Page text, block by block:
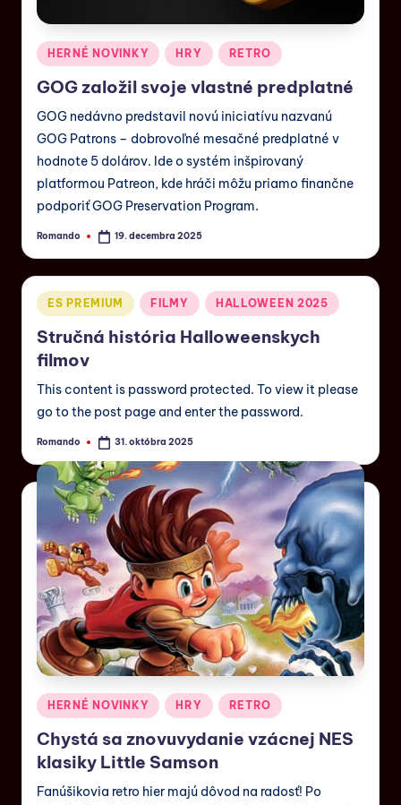
HERNÉ NOVINKY HRY RETRO
GOG založil svoje vlastné predplatné
GOG nedávno predstavil novú iniciatívu nazvanú
GOG Patrons – dobrovoľné mesačné predplatné v
hodnote 5 dolárov. Ide o systém inšpirovaný
platformou Patreon, kde hráči môžu priamo finančne
podporiť GOG Preservation Program.
Romando 19. decembra 2025
ES PREMIUM FILMY HALLOWEEN 2025
Stručná história Halloweenskych
filmov
This content is password protected. To view it please
go to the post page and enter the password.
Romando 31. októbra 2025
HERNÉ NOVINKY HRY RETRO
Chystá sa znovuvydanie vzácnej NES
klasiky Little Samson
Fanúšikovia retro hier majú dôvod na radosť! Po